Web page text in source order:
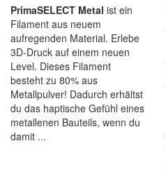
PrimaSELECT Metal ist ein
Filament aus neuem
aufregenden Material. Erlebe
3D-Druck auf einem neuen
Level. Dieses Filament
besteht zu 80% aus
Metallpulver! Dadurch erhältst
du das haptische Gefühl eines
metallenen Bauteils, wenn du
damit ...